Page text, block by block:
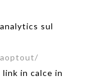
sul
in calce in